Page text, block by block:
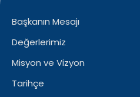
Başkanın Mesajı
Değerlerimiz
Misyon ve Vizyon
Tarihçe